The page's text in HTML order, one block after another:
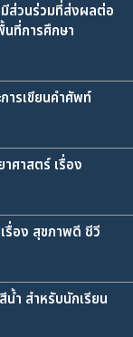
ส่วนร่วมที่ส่งผลต่อ
นที่การศึกษา
ารเขียนคำศัพท์
ศาสตร์ เรื่อง
รื่อง สุขภาพดี ชีวี
ำ สำหรับนักเรียน